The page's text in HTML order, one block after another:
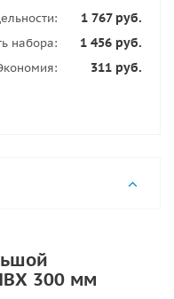
1 767 руб.
набора: 1 456 руб.
311 руб.
300 мм